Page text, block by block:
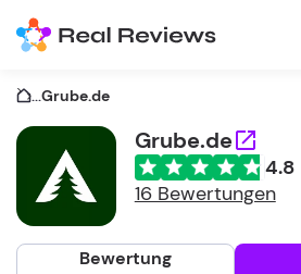
...Grube.de
Grube.de
4.8
16 Bewertungen
Bewertung